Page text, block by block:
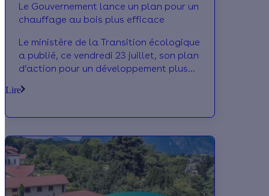
Le Gouvernement lance un plan pour un
chauffage au bois plus efficace
Le ministère de la Transition écologique
a publié, ce vendredi 23 juillet, son plan
d’action pour un développement plus
domestique. Les mesures annoncées
appareils d’ici 2025 et une baisse de
50% des émissions de particules fines à
horizon 2030.
Lire